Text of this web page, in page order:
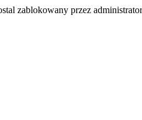
zablokowany przez